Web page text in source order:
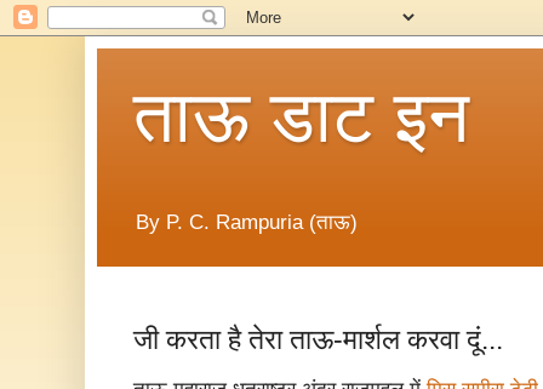
ताऊ डाट इन
By P. C. Rampuria (ताऊ)
जी करता है तेरा ताऊ-मार्शल करवा दूं...